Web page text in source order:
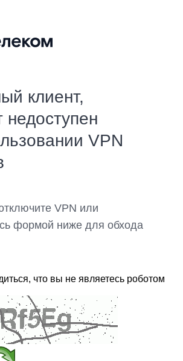
клиент,
недоступен
VPN
VPN или
формой ниже для обхода
что вы не являетесь роботом